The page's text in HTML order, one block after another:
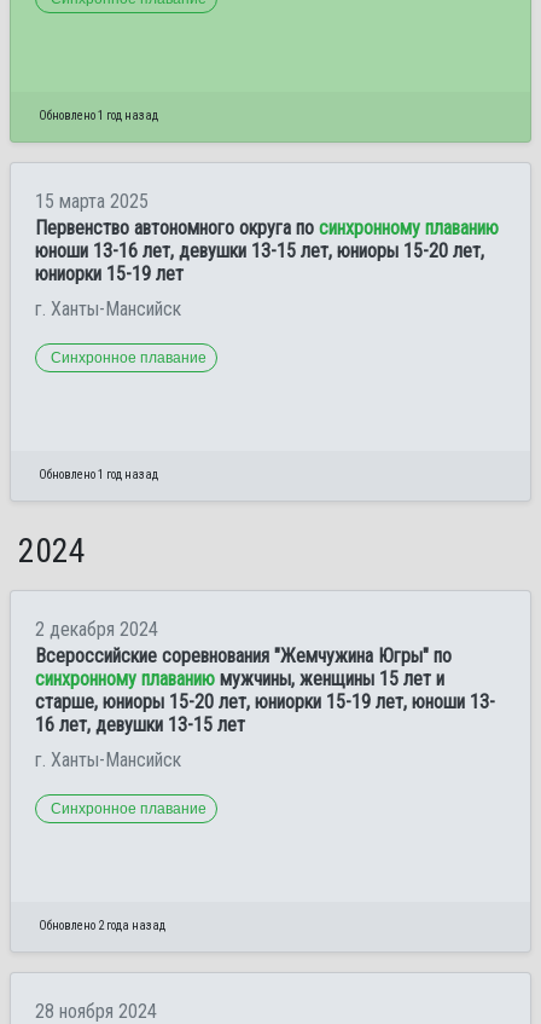
Обновлено 1 год назад
15 марта 2025
Первенство автономного округа по синхронному плаванию
юноши 13-16 лет, девушки 13-15 лет, юниоры 15-20 лет,
юниорки 15-19 лет
г. Ханты-Мансийск
Синхронное плавание
Обновлено 1 год назад
2024
2 декабря 2024
Всероссийские соревнования "Жемчужина Югры" по
синхронному плаванию мужчины, женщины 15 лет и
старше, юниоры 15-20 лет, юниорки 15-19 лет, юноши 13-
16 лет, девушки 13-15 лет
г. Ханты-Мансийск
Синхронное плавание
Обновлено 2 года назад
28 ноября 2024